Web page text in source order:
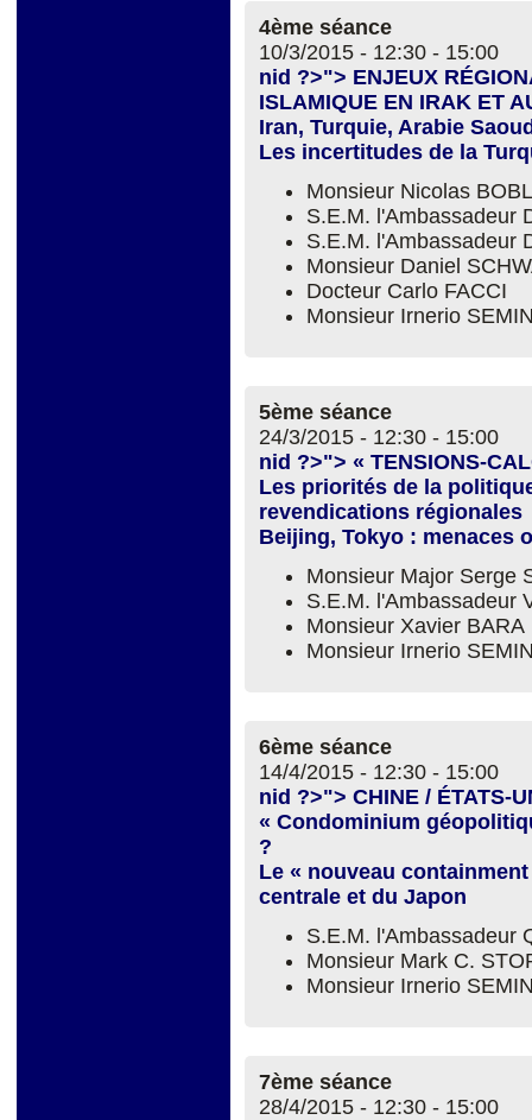
4ème séance
10/3/2015 - 12:30 - 15:00
nid ?>"> ENJEUX
ISLAMIQUE EN IRAK ET
Iran, Turquie, Arabie
Les incertitudes de la
Monsieur Nicolas
S.E.M. l'Ambassadeur
S.E.M. l'Ambassadeur
Monsieur Daniel
Docteur Carlo FACCI
Monsieur Irnerio
5ème séance
24/3/2015 - 12:30 - 15:00
nid ?>"> « TENSIONS-
Les priorités de la
revendications régionales
Beijing, Tokyo : menaces
Monsieur Major Serge
S.E.M. l'Ambassadeur
Monsieur Xavier BARA
Monsieur Irnerio
6ème séance
14/4/2015 - 12:30 - 15:00
nid ?>"> CHINE / ÉTATS-
« Condominium
?
Le « nouveau
centrale et du Japon
S.E.M. l'Ambassadeur
Monsieur Mark C.
Monsieur Irnerio
7ème séance
28/4/2015 - 12:30 - 15:00